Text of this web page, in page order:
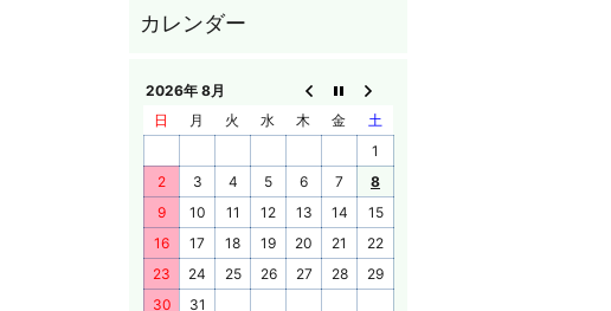
2026年 8月
日
月 火 水 木 金
土
1
2
3 4 5 6 7
8
9
10 11 12 13 14
15
16
17 18 19 20 21
22
23
24 25 26 27 28
29
30
31